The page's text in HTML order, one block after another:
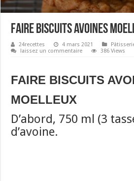
FAIRE BISCUITS AVOINES
24recettes 4 mars 2021
laissez un commentaire
386 Views
FAIRE BISCUITS
MOELLEUX
D’abord, 750 ml (3
d’avoine.